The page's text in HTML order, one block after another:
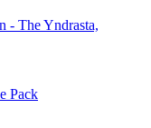
- The Yndrasta,
Pack